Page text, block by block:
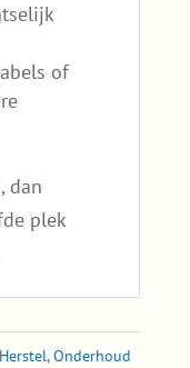
of
dan
plek
Herstel,Onderhoud